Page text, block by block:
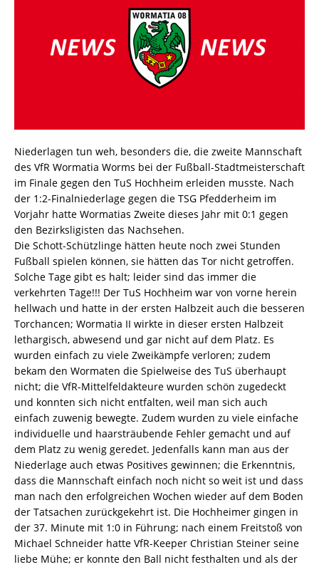
Niederlagen tun weh, besonders die, die zweite Mannschaft
des VfR Wormatia Worms bei der Fußball-Stadtmeisterschaft
im Finale gegen den TuS Hochheim erleiden musste. Nach
der 1:2-Finalniederlage gegen die TSG Pfedderheim im
Vorjahr hatte Wormatias Zweite dieses Jahr mit 0:1 gegen
den Bezirksligisten das Nachsehen.
Die Schott-Schützlinge hätten heute noch zwei Stunden
Fußball spielen können, sie hätten das Tor nicht getroffen.
Solche Tage gibt es halt; leider sind das immer die
verkehrten Tage!!! Der TuS Hochheim war von vorne herein
hellwach und hatte in der ersten Halbzeit auch die besseren
Torchancen; Wormatia II wirkte in dieser ersten Halbzeit
lethargisch, abwesend und gar nicht auf dem Platz. Es
wurden einfach zu viele Zweikämpfe verloren; zudem
bekam den Wormaten die Spielweise des TuS überhaupt
nicht; die VfR-Mittelfeldakteure wurden schön zugedeckt
und konnten sich nicht entfalten, weil man sich auch
einfach zuwenig bewegte. Zudem wurden zu viele einfache
individuelle und haarsträubende Fehler gemacht und auf
dem Platz zu wenig geredet. Jedenfalls kann man aus der
Niederlage auch etwas Positives gewinnen; die Erkenntnis,
dass die Mannschaft einfach noch nicht so weit ist und dass
man nach den erfolgreichen Wochen wieder auf dem Boden
der Tatsachen zurückgekehrt ist. Die Hochheimer gingen in
der 37. Minute mit 1:0 in Führung; nach einem Freitstoß von
Michael Schneider hatte VfR-Keeper Christian Steiner seine
liebe Mühe; er konnte den Ball nicht festhalten und als der